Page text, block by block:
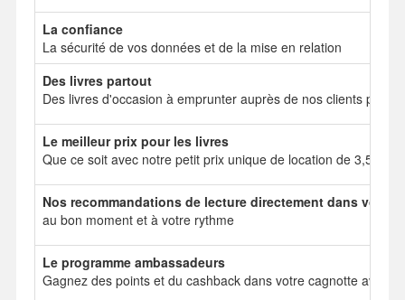
La confiance
La sécurité de vos données et de la mise en relation
Des livres partout
Des livres d'occasion à emprunter auprès de nos clients
Le meilleur prix pour les livres
Que ce soit avec notre petit prix unique de location de 3,50
Nos recommandations de lecture directement dans votre
au bon moment et à votre rythme
Le programme ambassadeurs
Gagnez des points et du cashback dans votre cagnotte avec